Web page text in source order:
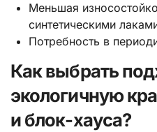
Меньшая
синтетическими
Потребность в
Как выбрать
экологичную
и блок-хауса?